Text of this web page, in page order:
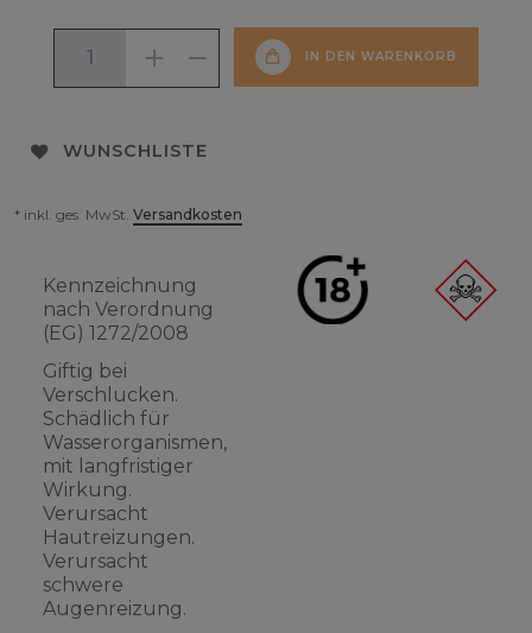
IN DEN WARENKORB
WUNSCHLISTE
* inkl. ges. MwSt. Versandkosten
Kennzeichnung
nach Verordnung
(EG) 1272/2008
Giftig bei
Verschlucken.
Schädlich für
Wasserorganismen,
mit langfristiger
Wirkung.
Verursacht
Hautreizungen.
Verursacht
schwere
Augenreizung.